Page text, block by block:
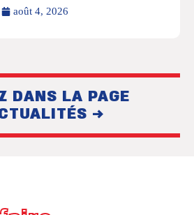
août 4, 2026
DANS LA PAGE
→